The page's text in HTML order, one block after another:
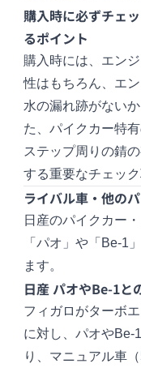
購入時に必ずチェ
るポイント
購入時には、エン
性はもちろん、エ
水の漏れ跡がない
た、パイクカー特
ステップ周りの錆
する重要なチェック
ライバル車・他の
日産のパイクカー
「パオ」や「Be-1
ます。
日産 パオやBe-1と
フィガロがターボ
に対し、パオやBe-
り、マニュアル車